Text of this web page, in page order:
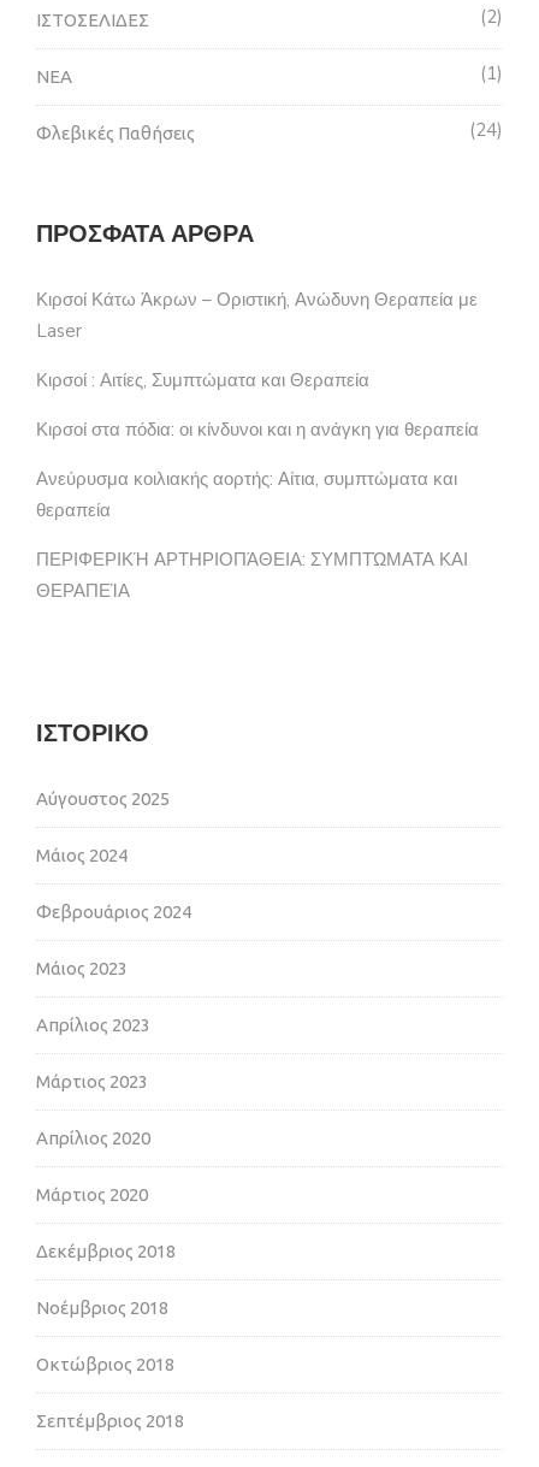
ΙΣΤΟΣΕΛΙΔΕΣ 2
ΝΕΑ 1
Φλεβικές Παθήσεις 24
ΠΡΌΣΦΑΤΑ ΆΡΘΡΑ
Κιρσοί Κάτω Άκρων – Οριστική, Ανώδυνη Θεραπεία με
Laser
Κιρσοί : Αιτίες, Συμπτώματα και Θεραπεία
Κιρσοί στα πόδια: οι κίνδυνοι και η ανάγκη για θεραπεία
Ανεύρυσμα κοιλιακής αορτής: Αίτια, συμπτώματα και
θεραπεία
ΠΕΡΙΦΕΡΙΚΉ ΑΡΤΗΡΙΟΠΆΘΕΙΑ: ΣΥΜΠΤΏΜΑΤΑ ΚΑΙ
ΘΕΡΑΠΕΊΑ
ΙΣΤΟΡΙΚΌ
Αύγουστος 2025
Μάιος 2024
Φεβρουάριος 2024
Μάιος 2023
Απρίλιος 2023
Μάρτιος 2023
Απρίλιος 2020
Μάρτιος 2020
Δεκέμβριος 2018
Νοέμβριος 2018
Οκτώβριος 2018
Σεπτέμβριος 2018